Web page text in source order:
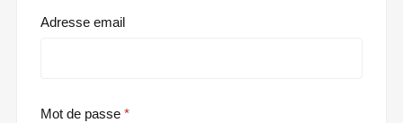
Adresse email
Mot de passe